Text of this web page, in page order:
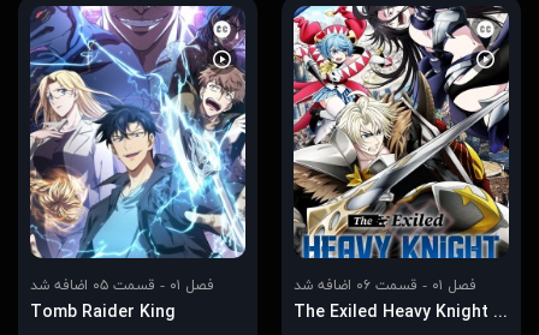
فصل ۰۱ - قسمت ۰۶ اضافه شد
The Exiled Heavy Knight Knows How to Game the System
فصل ۰۱ - قسمت ۰۵ اضافه شد
Tomb Raider King